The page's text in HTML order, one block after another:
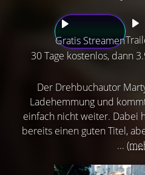
Gratis Streamen
30 Tage kostenlos, dann
Der Drehbuchautor
Ladehemmung und
einfach nicht weiter. Dabei
bereits einen guten Titel,
...